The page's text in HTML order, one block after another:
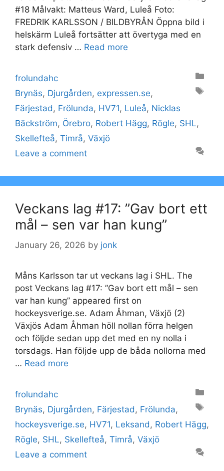
#18 Målvakt: Matteus Ward, Luleå Foto:
FREDRIK KARLSSON / BILDBYRÅN Öppna bild i
helskärm Luleå fortsätter att övertyga med en
stark defensiv … Read more
Categories
frolundahc
Tags
Brynäs, Djurgården, expressen.se,
Färjestad, Frölunda, HV71, Luleå, Nicklas
Bäckström, Örebro, Robert Hägg, Rögle, SHL,
Skellefteå, Timrå, Växjö
Leave a comment
Veckans lag #17: ”Gav bort ett
mål – sen var han kung”
January 26, 2026 by jonk
Måns Karlsson tar ut veckans lag i SHL. The
post Veckans lag #17: ”Gav bort ett mål – sen
var han kung” appeared first on
hockeysverige.se. Adam Åhman, Växjö (2)
Växjös Adam Åhman höll nollan förra helgen
och följde sedan upp det med en ny nolla i
torsdags. Han följde upp de båda nollorna med
… Read more
Categories
frolundahc
Tags
Brynäs, Djurgården, Färjestad , Frölunda,
hockeysverige.se, HV71, Leksand , Robert Hägg,
Rögle, SHL, Skellefteå, Timrå, Växjö
Leave a comment